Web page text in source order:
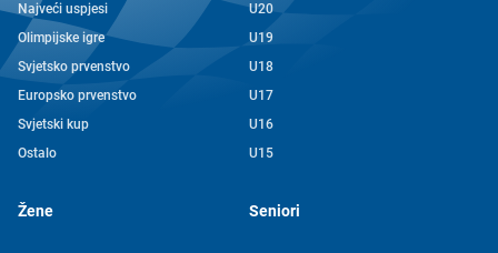
Najveći uspjesi
Olimpijske igre
Svjetsko prvenstvo
Europsko prvenstvo
Svjetski kup
Ostalo
U20
U19
U18
U17
U16
U15
Žene Seniori